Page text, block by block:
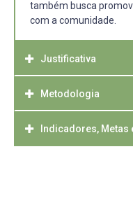
também busca
com a comunidade.
Justificativa
A FAEM oferece uma
estudantes, buscando
aprendizagem
Metodologia
As atividades do Mundo
Faculdade de
Indicadores, Metas